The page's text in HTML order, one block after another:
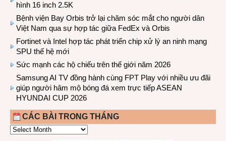
hình 16 inch 2.5K
Bệnh viện Bay Orbis trở lại chăm sóc mắt cho người dân
Việt Nam qua sự hợp tác giữa FedEx và Orbis
Fortinet và Intel hợp tác phát triển chip xử lý an ninh mạng
SPU thế hệ mới
Sức mạnh các hộ chiếu trên thế giới năm 2026
Samsung AI TV đồng hành cùng FPT Play với nhiều ưu đãi
giúp người hâm mộ bóng đá xem trực tiếp ASEAN
HYUNDAI CUP 2026
CÁC BÀI TRONG THÁNG
CÁC